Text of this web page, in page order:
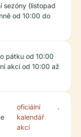
sezóny (listopad
od 10:00 do
pátku od 10:00
akcí od 10:00 až
oficiální
kalendář
akcí
.